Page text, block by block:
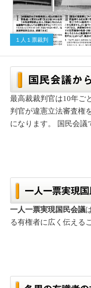
１人１票裁判
最高裁裁判官は10年ご
判官が違憲立法審査権
になります。 国民会議
一人一票実現国民会議
る有権者に広く伝える